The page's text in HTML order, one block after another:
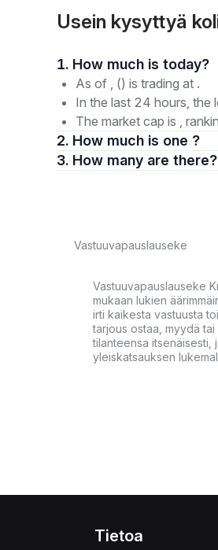
Usein kysyttyä
1. How much is today?
As of , () is trading at .
In the last 24 hours, the
The market cap is ,
2. How much is one ?
3. How many are there?
Vastuuvapauslauseke
Vastuuvapauslauseke
mukaan lukien
irti kaikesta vastuusta
tarjous ostaa, myydä
tilanteensa itsenäisesti,
yleiskatsauksen
Tietoa